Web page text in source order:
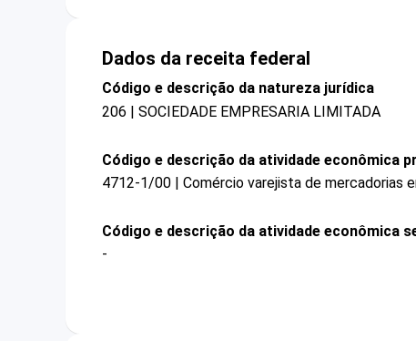
Dados da receita federal
Código e descrição da natureza jurídica
206 | SOCIEDADE EMPRESARIA LIMITADA
Código e descrição da atividade econômica
4712-1/00 | Comércio varejista de mercadorias
Código e descrição da atividade econômica
-